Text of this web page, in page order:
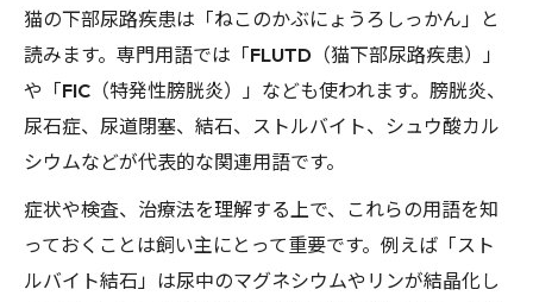
猫の下部尿路疾患は「ねこのかぶにょうろしっかん」と
読みます。専門用語では「FLUTD（猫下部尿路疾患）」
や「FIC（特発性膀胱炎）」なども使われます。膀胱炎、
尿石症、尿道閉塞、結石、ストルバイト、シュウ酸カル
シウムなどが代表的な関連用語です。
症状や検査、治療法を理解する上で、これらの用語を知
っておくことは飼い主にとって重要です。例えば「スト
ルバイト結石」は尿中のマグネシウムやリンが結晶化し